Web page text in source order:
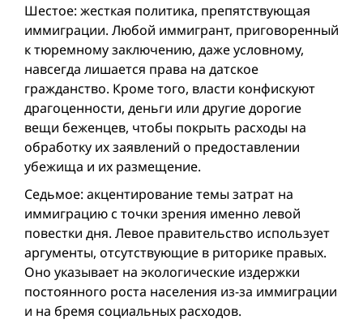
Шестое: жесткая политика, препятствующая
иммиграции. Любой иммигрант, приговоренный
к тюремному заключению, даже условному,
навсегда лишается права на датское
гражданство. Кроме того, власти конфискуют
драгоценности, деньги или другие дорогие
вещи беженцев, чтобы покрыть расходы на
обработку их заявлений о предоставлении
убежища и их размещение.
Седьмое: акцентирование темы затрат на
иммиграцию с точки зрения именно левой
повестки дня. Левое правительство использует
аргументы, отсутствующие в риторике правых.
Оно указывает на экологические издержки
постоянного роста населения из-за иммиграции
и на бремя социальных расходов.